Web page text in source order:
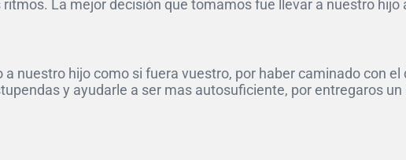
La mejor decisión que tomamos fue llevar a nuestro hijo
nuestro hijo como si fuera vuestro, por haber caminado con
y ayudarle a ser mas autosuficiente, por entregaros un